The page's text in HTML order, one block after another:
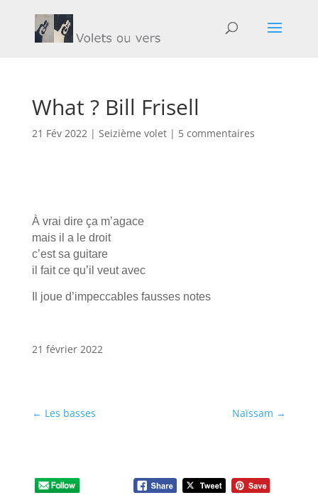
What ? Bill Frisell
21 Fév 2022| Seizième volet| 5 commentaires
À vrai dire ça m’agace
mais il a le droit
c’est sa guitare
il fait ce qu’il veut avec
Il joue d’impeccables fausses notes
21 février 2022
← Les basses Naïssam →